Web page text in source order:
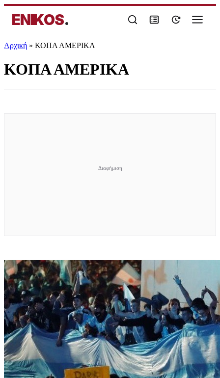
ENIKOS.
Αρχική » ΚΟΠΑ ΑΜΕΡΙΚΑ
ΚΟΠΑ ΑΜΕΡΙΚΑ